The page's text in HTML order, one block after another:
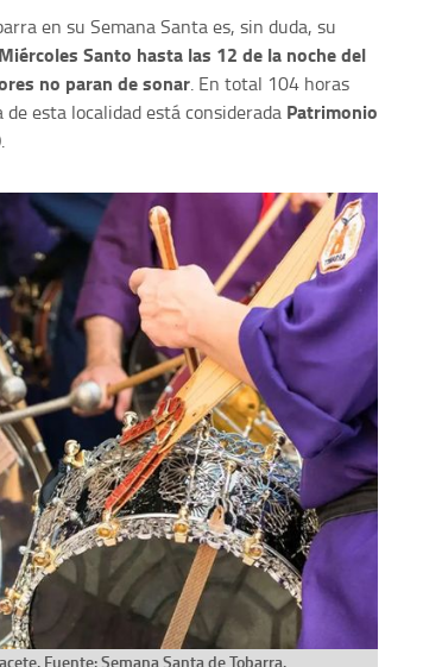
en su Semana Santa es, sin duda, su
Santo hasta las 12 de la noche del
no paran de sonar. En total 104 horas
esta localidad está considerada Patrimonio
.
Fuente: Semana Santa de Tobarra.